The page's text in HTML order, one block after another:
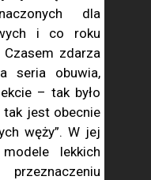
dla
i co roku
zdarza
seria obuwia,
– tak było
tak jest obecnie
węży”. W jej
lekkich